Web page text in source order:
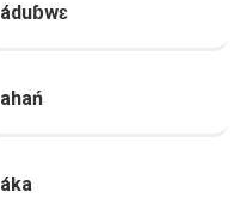
áduɓwɛ
ahań
áka